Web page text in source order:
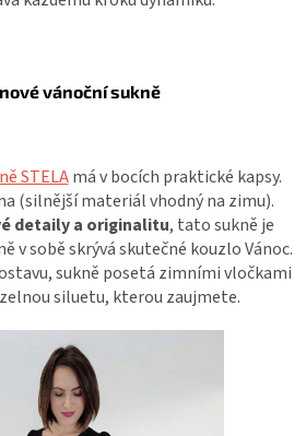
vánoční sukně
STELAmá v bocích praktické kapsy.
(silnější materiál vhodný na zimu).
detaily a originalitu, tato sukně je
v sobě skrývá skutečné kouzlo Vánoc.
sukně posetá zimními vločkami
siluetu, kterou zaujmete.